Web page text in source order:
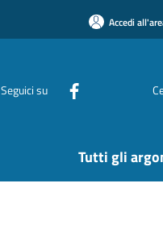
Accedi
Seguici su
Tutti gli